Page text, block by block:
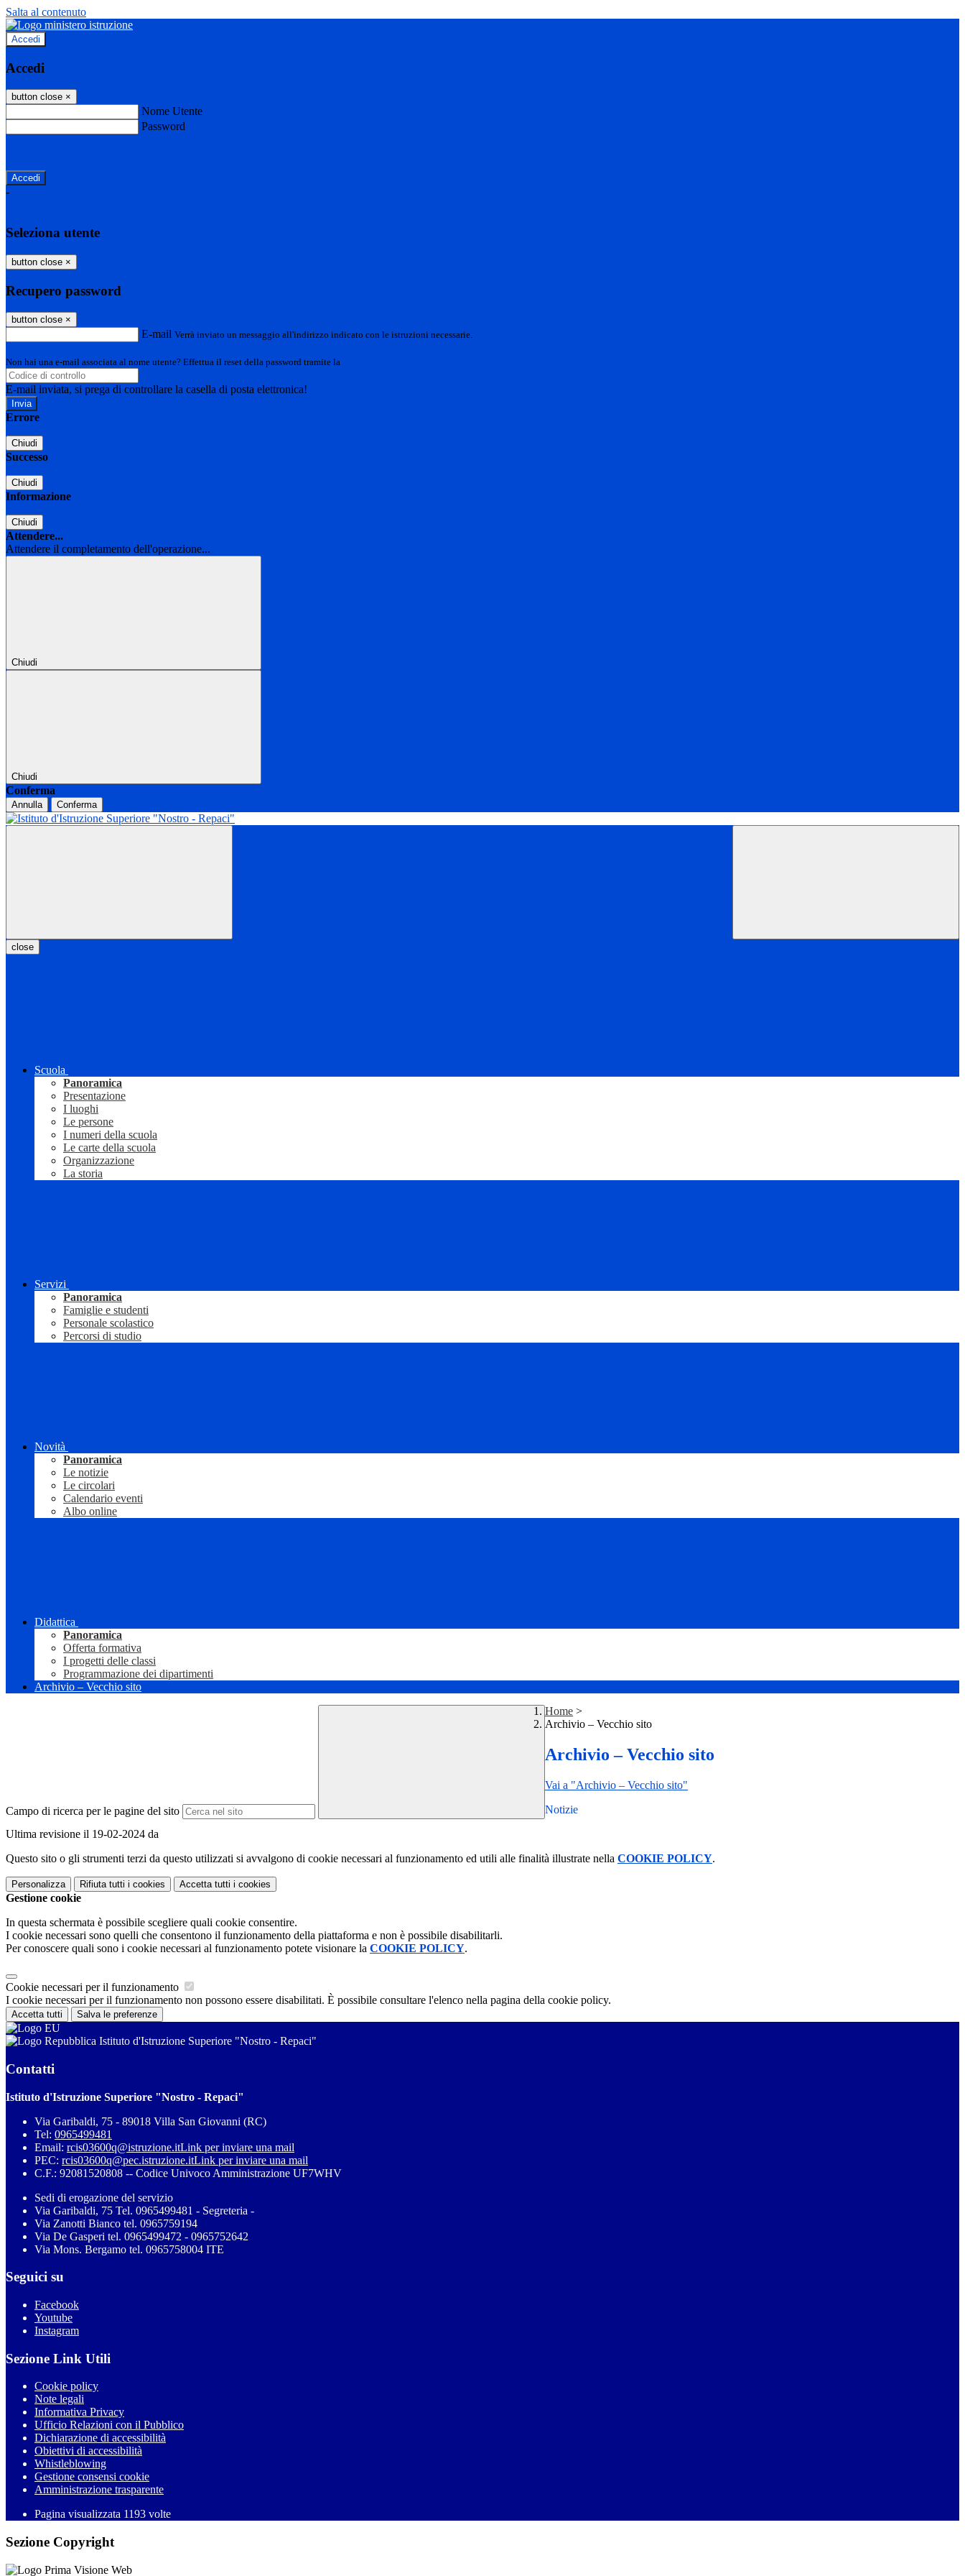
Salta al contenuto
Accedi
Accedi
button close ×
Nome Utente
Password
-
Seleziona utente
button close ×
Recupero password
button close ×
E-mail Verrà inviato un messaggio all'indirizzo indicato con le istruzioni necessarie.
Non hai una e-mail associata al nome utente? Effettua il reset della password tramite la
E-mail inviata, si prega di controllare la casella di posta elettronica!
Errore
Chiudi
Successo
Chiudi
Informazione
Chiudi
Attendere...
Attendere il completamento dell'operazione...
Chiudi
Chiudi
Conferma
Annulla Conferma
close
Scuola
Panoramica
Presentazione
I luoghi
Le persone
I numeri della scuola
Le carte della scuola
Organizzazione
La storia
Servizi
Panoramica
Famiglie e studenti
Personale scolastico
Percorsi di studio
Novità
Panoramica
Le notizie
Le circolari
Calendario eventi
Albo online
Didattica
Panoramica
Offerta formativa
I progetti delle classi
Programmazione dei dipartimenti
Archivio – Vecchio sito
Campo di ricerca per le pagine del sito
Home >
Archivio – Vecchio sito
Archivio – Vecchio sito
Vai a "Archivio – Vecchio sito"
Notizie
Ultima revisione il 19-02-2024 da
Questo sito o gli strumenti terzi da questo utilizzati si avvalgono di cookie necessari al funzionamento ed utili alle finalità illustrate nella COOKIE POLICY.
Personalizza Rifiuta tutti i cookies Accetta tutti i cookies
Gestione cookie
In questa schermata è possibile scegliere quali cookie consentire.
I cookie necessari sono quelli che consentono il funzionamento della piattaforma e non è possibile disabilitarli.
Per conoscere quali sono i cookie necessari al funzionamento potete visionare la COOKIE POLICY.
Cookie necessari per il funzionamento
I cookie necessari per il funzionamento non possono essere disabilitati. È possibile consultare l'elenco nella pagina della cookie policy.
Accetta tutti Salva le preferenze
Istituto d'Istruzione Superiore "Nostro - Repaci"
Contatti
Istituto d'Istruzione Superiore "Nostro - Repaci"
Via Garibaldi, 75 - 89018 Villa San Giovanni (RC)
Tel: 0965499481
Email: rcis03600q@istruzione.itLink per inviare una mail
PEC: rcis03600q@pec.istruzione.itLink per inviare una mail
C.F.: 92081520808 -- Codice Univoco Amministrazione UF7WHV
Sedi di erogazione del servizio
Via Garibaldi, 75 Tel. 0965499481 - Segreteria -
Via Zanotti Bianco tel. 0965759194
Via De Gasperi tel. 0965499472 - 0965752642
Via Mons. Bergamo tel. 0965758004 ITE
Seguici su
Facebook
Youtube
Instagram
Sezione Link Utili
Cookie policy
Note legali
Informativa Privacy
Ufficio Relazioni con il Pubblico
Dichiarazione di accessibilità
Obiettivi di accessibilità
Whistleblowing
Gestione consensi cookie
Amministrazione trasparente
Pagina visualizzata 1193 volte
Sezione Copyright